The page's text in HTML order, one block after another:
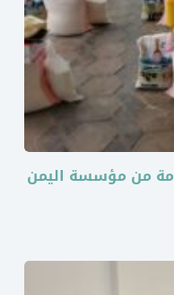
من مؤسسة اليمن